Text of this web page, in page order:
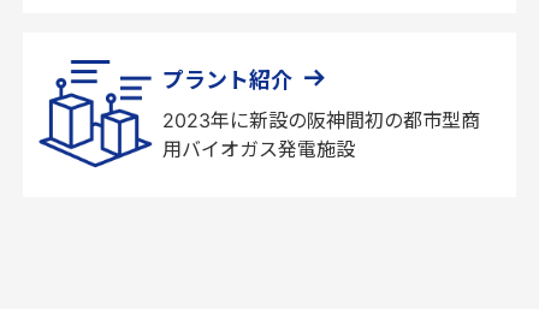
プラント紹介
2023年に新設の阪神間初の都市型商
用バイオガス発電施設